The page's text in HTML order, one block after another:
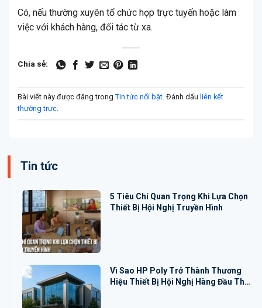
Có, nếu thường xuyên tổ chức họp trực tuyến hoặc làm
việc với khách hàng, đối tác từ xa.
Chia sẻ:
Bài viết này được đăng trong Tin tức nổi bật. Đánh dấu liên kết
thường trực.
Tin tức
5 Tiêu Chí Quan Trọng Khi Lựa Chọn
Thiết Bị Hội Nghị Truyền Hình
Vì Sao HP Poly Trở Thành Thương
Hiệu Thiết Bị Hội Nghị Hàng Đầu Thế